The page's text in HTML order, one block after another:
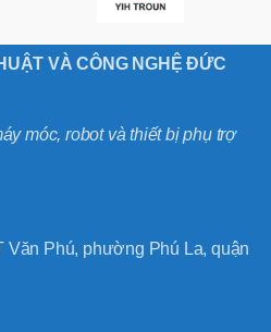
VÀ CÔNG NGHỆ ĐỨC
móc, robot và thiết bị phụ trợ
Văn Phú, phường Phú La, quận